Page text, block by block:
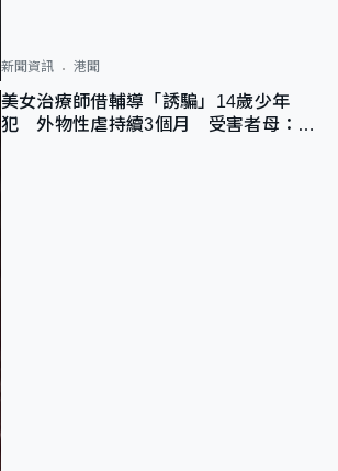
新聞資訊 港聞
美女治療師借輔導「誘騙」14歲少年
犯 外物性虐持續3個月 受害者母：要